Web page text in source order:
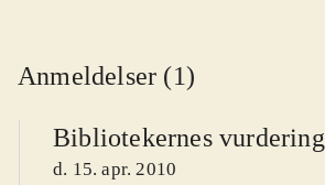
Anmeldelser (1)
Bibliotekernes vurdering
d. 15. apr. 2010